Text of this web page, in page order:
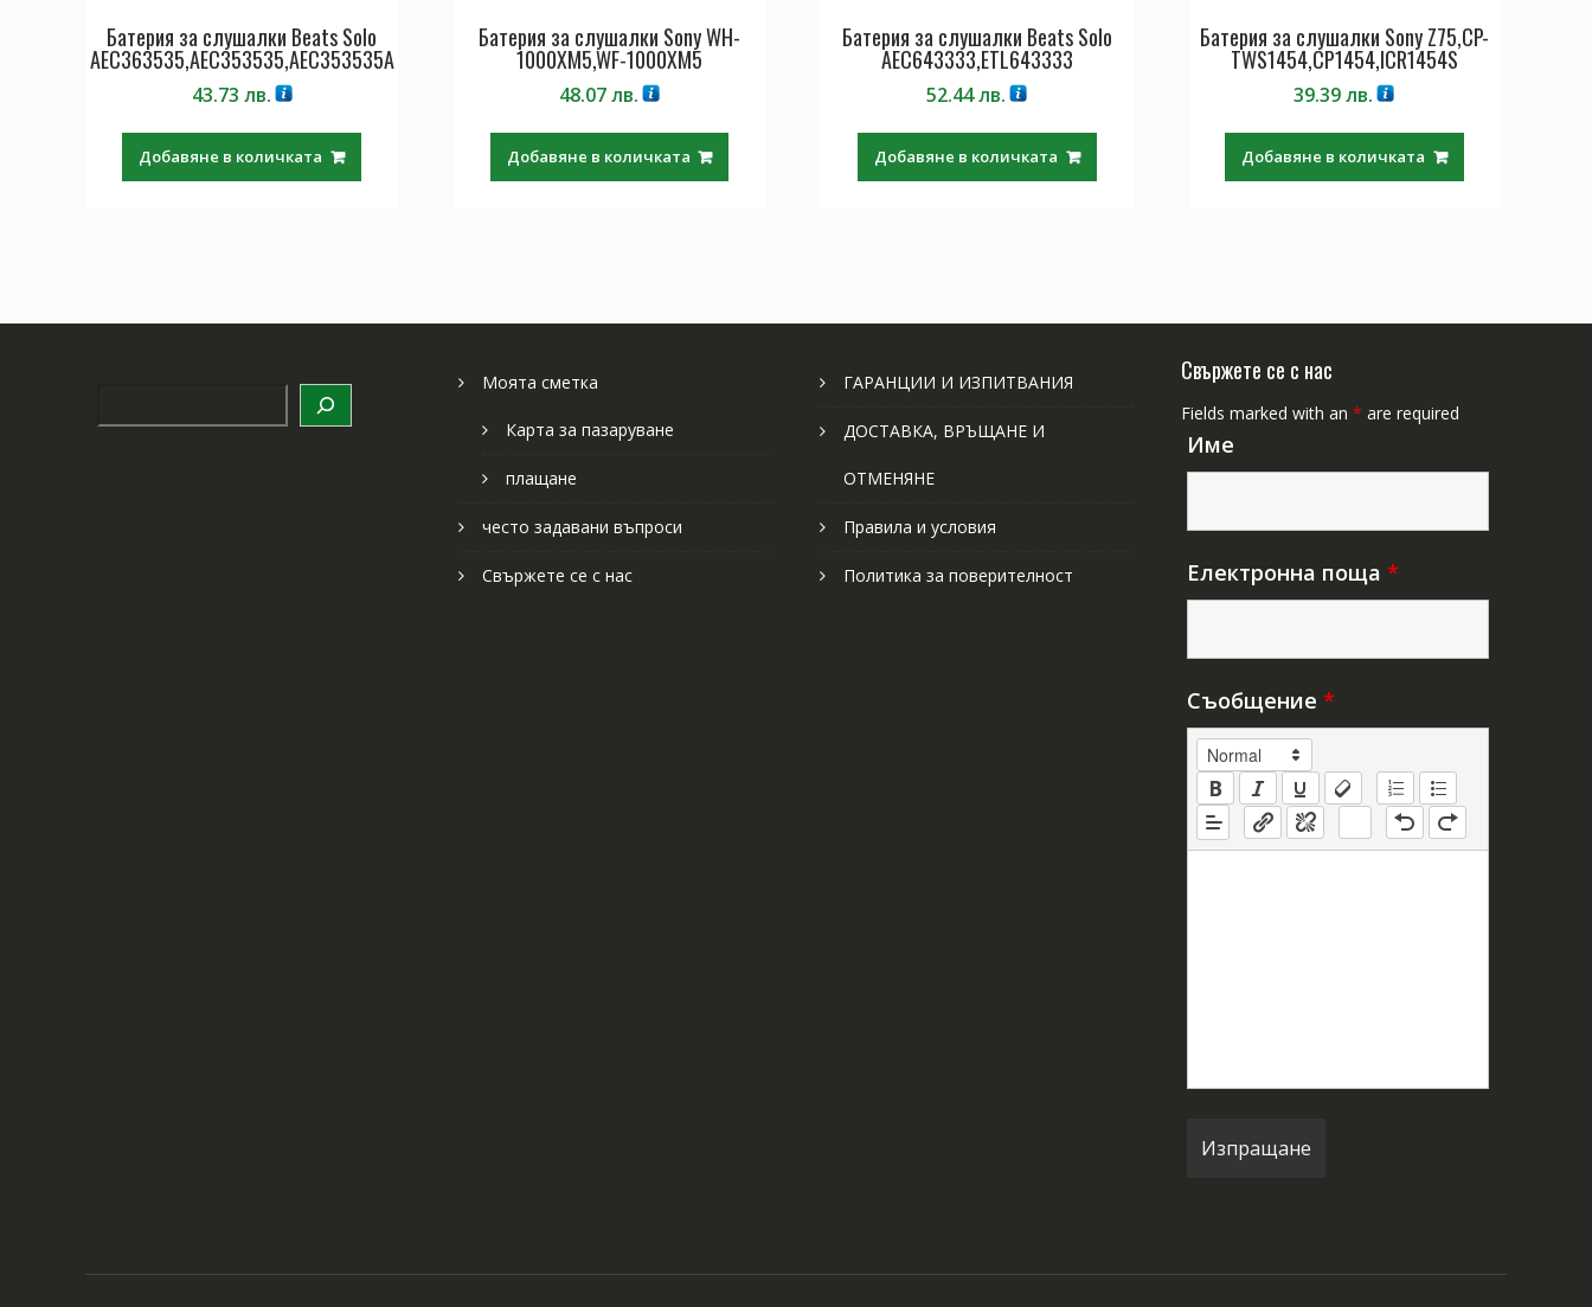
Батерия за слушалки Beats Solo
AEC363535,AEC353535,AEC353535A
43.73 лв.
Добавяне в количката
Батерия за слушалки Sony WH-
1000XM5,WF-1000XM5
48.07лв.
Добавяне в количката
Батерия за слушалки Beats Solo
AEC643333,ETL643333
52.44лв.
Добавяне в количката
Батерия за слушалки Sony Z75,CP-
TWS1454,CP1454,ICR1454S
39.39лв.
Добавяне в количката
Моята сметка
Карта за пазаруване
плащане
често задавани въпроси
Свържете се с нас
ГАРАНЦИИ И ИЗПИТВАНИЯ
ДОСТАВКА, ВРЪЩАНЕ И
ОТМЕНЯНЕ
Правила и условия
Политика за поверителност
Свържете се с нас
Fields marked with an * are required
Име
Електронна поща *
Съобщение *